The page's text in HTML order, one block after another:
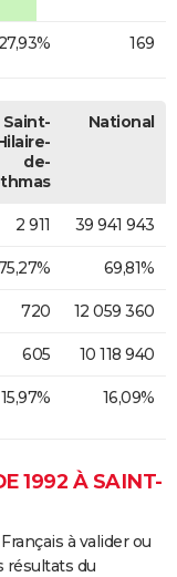
27,93% 169
Saint-
de-
National
2 911 39 941 943
69,81%
720 12 059 360
605 10 118 940
15,97% 16,09%
1992 À SAINT-
à valider ou
résultats du